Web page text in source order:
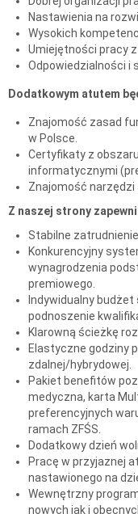
Nastawienia na
Wysokich
Umiejętności pracy z
Odpowiedzialności i
Dodatkowym atutem
Znajomość zasad
w Polsce.
Certyfikaty z
informatycznymi
Znajomość narzędzi
Z naszej strony
Stabilne
Konkurencyjny
wynagrodzenia
premiowego.
Indywidualny
podnoszenie
Klarowną ścieżkę
Elastyczne godziny
zdalnej/hybrydowej.
Pakiet benefitów
medyczna, karta
preferencyjnych
ramach ZFŚS.
Dodatkowy dzień
Pracę w przyjaznej
nastawionego na
Wewnętrzny
nowych jak i